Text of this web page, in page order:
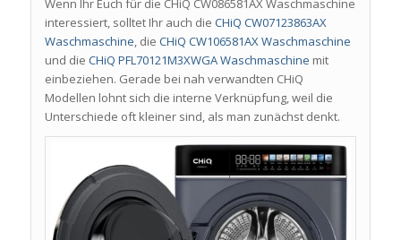
Wenn Ihr Euch für die CHiQ CW086581AX Waschmaschine
interessiert, solltet Ihr auch die CHiQ CW07123863AX
Waschmaschine, die CHiQ CW106581AX Waschmaschine
und die CHiQ PFL70121M3XWGA Waschmaschine mit
einbeziehen. Gerade bei nah verwandten CHiQ
Modellen lohnt sich die interne Verknüpfung, weil die
Unterschiede oft kleiner sind, als man zunächst denkt.